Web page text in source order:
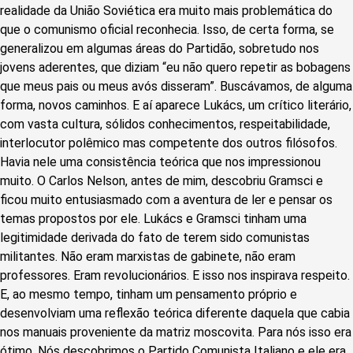
realidade da União Soviética era muito mais problemática do
que o comunismo oficial reconhecia. Isso, de certa forma, se
generalizou em algumas áreas do Partidão, sobretudo nos
jovens aderentes, que diziam “eu não quero repetir as bobagens
que meus pais ou meus avós disseram”. Buscávamos, de alguma
forma, novos caminhos. E aí aparece Lukács, um crítico literário,
com vasta cultura, sólidos conhecimentos, respeitabilidade,
interlocutor polêmico mas competente dos outros filósofos.
Havia nele uma consistência teórica que nos impressionou
muito. O Carlos Nelson, antes de mim, descobriu Gramsci e
ficou muito entusiasmado com a aventura de ler e pensar os
temas propostos por ele. Lukács e Gramsci tinham uma
legitimidade derivada do fato de terem sido comunistas
militantes. Não eram marxistas de gabinete, não eram
professores. Eram revolucionários. E isso nos inspirava respeito.
E, ao mesmo tempo, tinham um pensamento próprio e
desenvolviam uma reflexão teórica diferente daquela que cabia
nos manuais proveniente da matriz moscovita. Para nós isso era